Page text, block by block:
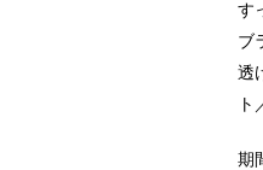
す
ブ
透
ト
期